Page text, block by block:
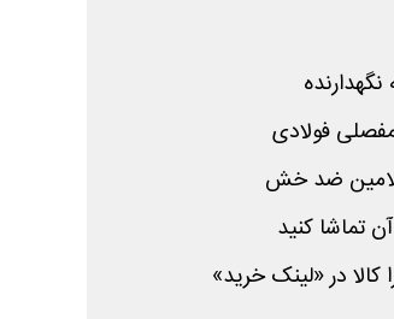
فولادی
ضد خش
تماشا کنید
کالا در «لینک خرید»